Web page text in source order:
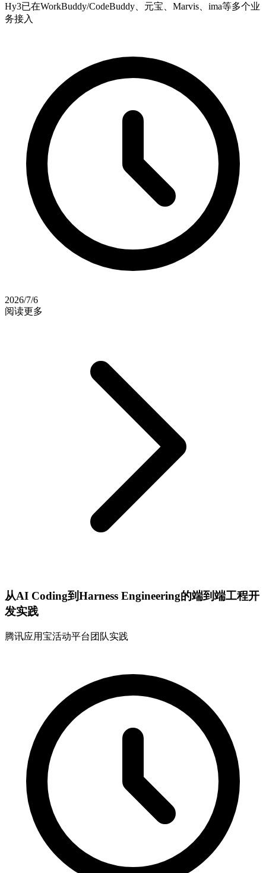
Hy3已在WorkBuddy/CodeBuddy、元宝、Marvis、ima等多个业
务接入
2026/7/6
阅读更多
从AI Coding到Harness Engineering的端到端工程开
发实践
腾讯应用宝活动平台团队实践